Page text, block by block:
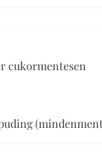
cukormentesen